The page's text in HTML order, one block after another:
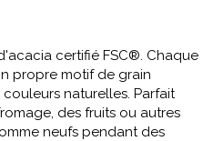
certifié FSC®. Chaque
propre motif de grain
naturelles. Parfait
des fruits ou autres
neufs pendant des